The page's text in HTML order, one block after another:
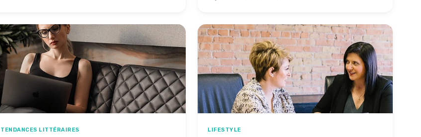
TENDANCES LITTÉRAIRES LIFESTYLE